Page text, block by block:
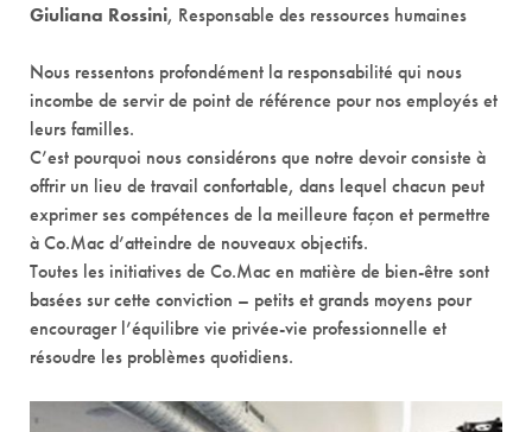
Giuliana Rossini, Responsable des ressources humaines
Nous ressentons profondément la responsabilité qui nous
incombe de servir de point de référence pour nos employés et
leurs familles.
C’est pourquoi nous considérons que notre devoir consiste à
offrir un lieu de travail confortable, dans lequel chacun peut
exprimer ses compétences de la meilleure façon et permettre
à Co.Mac d’atteindre de nouveaux objectifs.
Toutes les initiatives de Co.Mac en matière de bien-être sont
basées sur cette conviction – petits et grands moyens pour
encourager l’équilibre vie privée-vie professionnelle et
résoudre les problèmes quotidiens.